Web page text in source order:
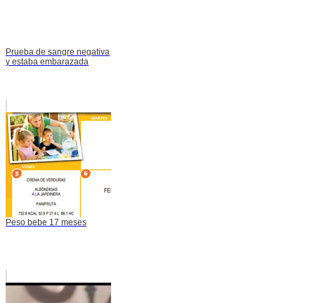
Prueba de sangre negativa
y estaba embarazada
Peso bebe 17 meses